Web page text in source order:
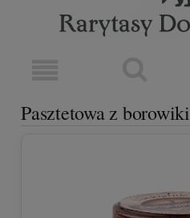
Pasztetowa z